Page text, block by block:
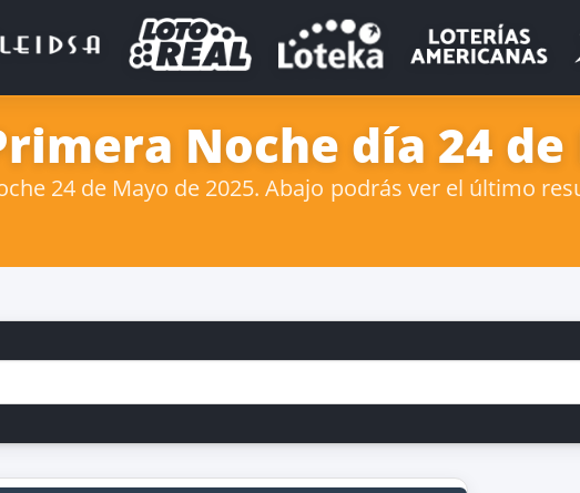
Noche día 24 de
24 de Mayo de 2025. Abajo podrás ver el último